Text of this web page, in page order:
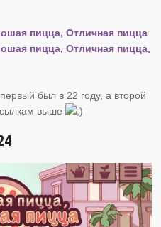
пицца, Отличная пицца
пицца, Отличная пицца,
был в 22 году, а второй
выше